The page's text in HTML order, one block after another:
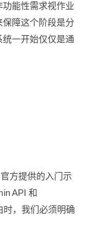
能性需求视作业
障这个阶段是分
一开始仅仅是通
方提供的入门示
API 和
时，我们必须明确